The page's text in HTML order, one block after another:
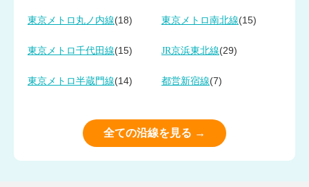
東京メトロ丸ノ内線(18) 東京メトロ南北線(15)
東京メトロ千代田線(15) JR京浜東北線(29)
東京メトロ半蔵門線(14) 都営新宿線(7)
全ての沿線を見る →